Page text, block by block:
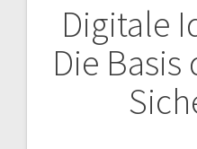
Digitale
Die